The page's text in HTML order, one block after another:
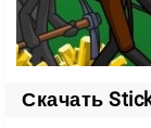
технологий.
Это важно
Под одного
совсем иная.
Скачать